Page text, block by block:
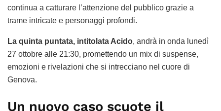
continua a catturare l’attenzione del pubblico grazie a
trame intricate e personaggi profondi.
La quinta puntata, intitolata Acido, andrà in onda lunedì
27 ottobre alle 21:30, promettendo un mix di suspense,
emozioni e rivelazioni che si intrecciano nel cuore di
Genova.
Un nuovo caso scuote il